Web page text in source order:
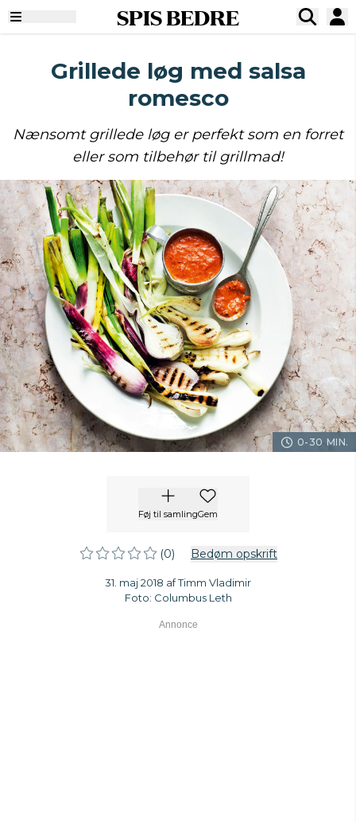
SPIS BEDRE
Grillede løg med salsa
romesco
Nænsomt grillede løg er perfekt som en forret
eller som tilbehør til grillmad!
0-30 MIN.
Føj til samlingGem
(0) Bedøm opskrift
31. maj 2018 af Timm Vladimir
Foto: Columbus Leth